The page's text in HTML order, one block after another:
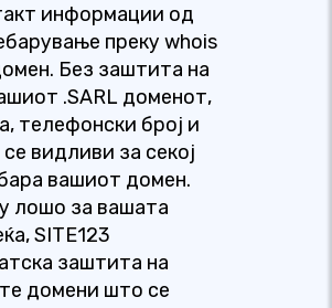
информации од
преку whois
Без заштита на
.SARL доменот,
телефонски број и
видливи за секој
вашиот домен.
лошо за вашата
SITE123
заштита на
домени што се